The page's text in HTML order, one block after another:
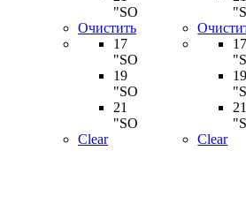
можно
выбрать
на
странице
товара.
"SO
Очистить
17
"SO
19
"SO
21
"SO
Clear
на
17
19
21
Clear